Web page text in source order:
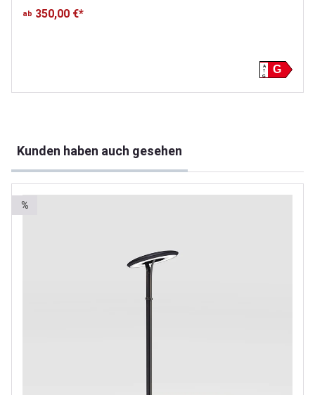
ab 350,00 €*
G
A
G
Kunden haben auch gesehen
%